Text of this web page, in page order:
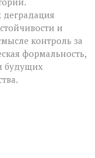
деградация
и
контроль за
формальность,
будущих